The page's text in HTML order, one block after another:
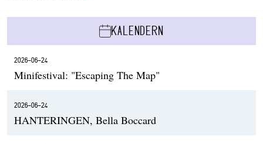
KALENDERN
2026-06-24
Minifestival: "Escaping The Map"
2026-06-24
HANTERINGEN, Bella Boccard